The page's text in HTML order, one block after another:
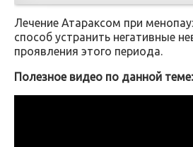
Лечение Атараксом при
способ устранить негативные
проявления этого периода.
Полезное видео по данной теме: